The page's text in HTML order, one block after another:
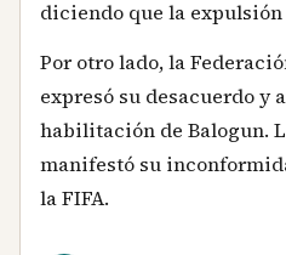
diciendo que la
Por otro lado, la
expresó su desacuerdo y
habilitación de Balogun.
manifestó su
la FIFA.